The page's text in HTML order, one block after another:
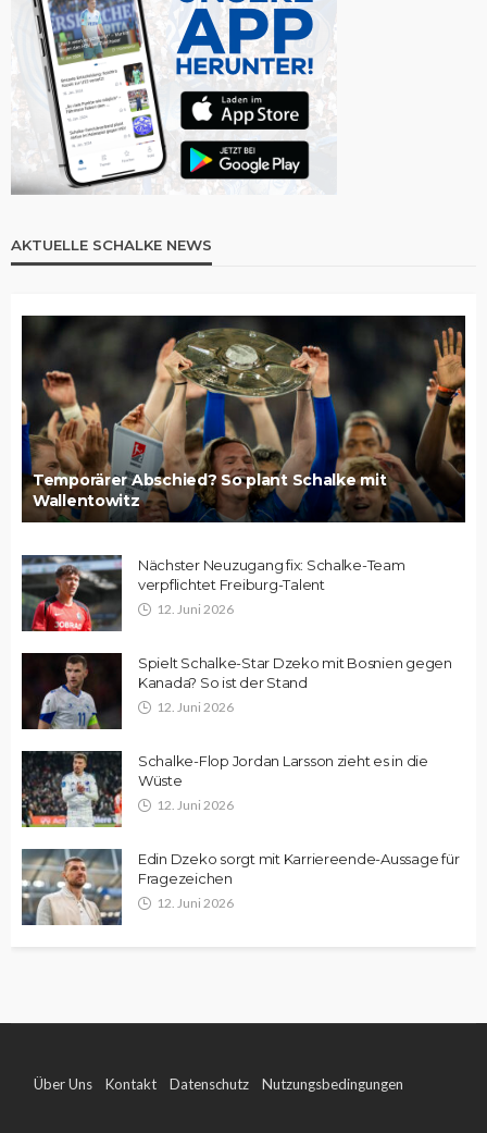
AKTUELLE SCHALKE NEWS
Temporärer Abschied? So plant Schalke mit
Wallentowitz
Nächster Neuzugang fix: Schalke-Team
verpflichtet Freiburg-Talent
12. Juni 2026
Spielt Schalke-Star Dzeko mit Bosnien gegen
Kanada? So ist der Stand
12. Juni 2026
Schalke-Flop Jordan Larsson zieht es in die
Wüste
12. Juni 2026
Edin Dzeko sorgt mit Karriereende-Aussage für
Fragezeichen
12. Juni 2026
Über Uns Kontakt Datenschutz Nutzungsbedingungen